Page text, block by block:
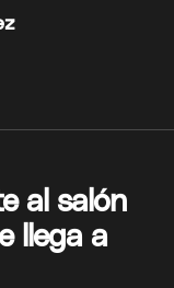
al salón
llega a